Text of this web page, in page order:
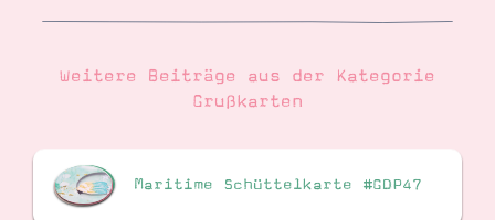
Weitere Beiträge aus der Kategorie
Grußkarten
Maritime Schüttelkarte #GDP47